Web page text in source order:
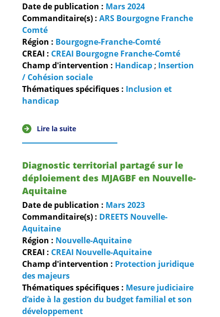
Date de publication : Mars2024
Commanditaire(s) : ARS Bourgogne Franche
Comté
Région : Bourgogne-Franche-Comté
CREAI : CREAI Bourgogne Franche-Comté
Champ d'intervention : Handicap ; Insertion
/ Cohésion sociale
Thématiques spécifiques : Inclusion et
handicap
Lire la suite
Diagnostic territorial partagé sur le
déploiement des MJAGBF en Nouvelle-
Aquitaine
Date de publication : Mars2023
Commanditaire(s) : DREETS Nouvelle-
Aquitaine
Région : Nouvelle-Aquitaine
CREAI : CREAI Nouvelle-Aquitaine
Champ d'intervention : Protection juridique
des majeurs
Thématiques spécifiques : Mesure judiciaire
d’aide à la gestion du budget familial et son
développement